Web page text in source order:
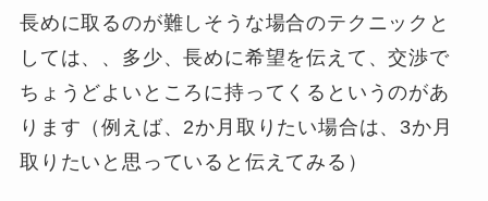
長めに取るのが難しそうな場合のテクニックと
しては、、多少、長めに希望を伝えて、交渉で
ちょうどよいところに持ってくるというのがあ
ります（例えば、2か月取りたい場合は、3か月
取りたいと思っていると伝えてみる）